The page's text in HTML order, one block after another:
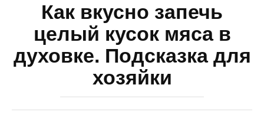
Как вкусно запечь
целый кусок мяса в
духовке. Подсказка для
хозяйки